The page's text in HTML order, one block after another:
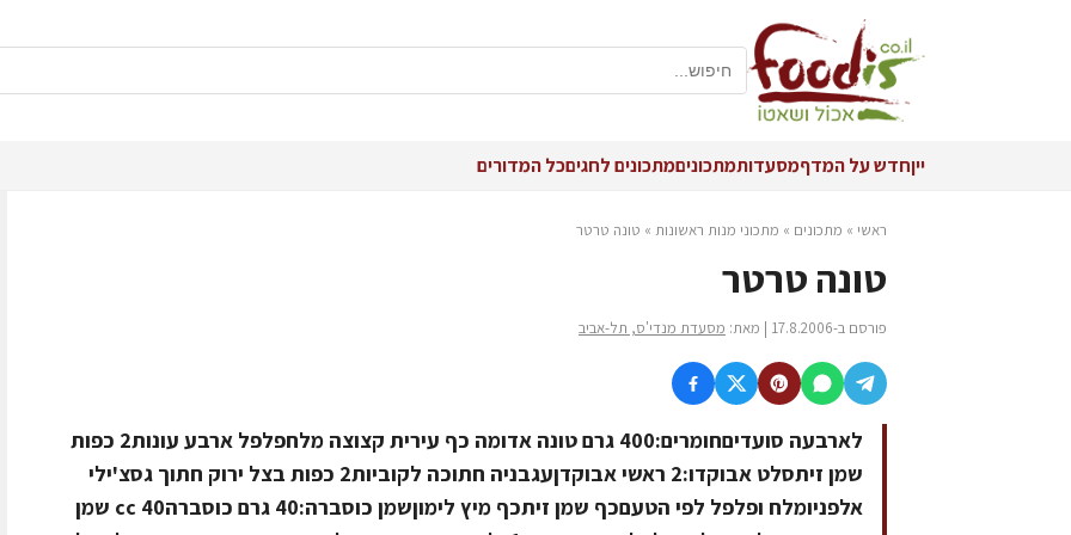
ייןחדש על המדףמסעדותמתכוניםמתכונים לחגיםכל המדורים
ראשי » מתכונים » מתכוני מנות ראשונות » טונה טרטר
טונה טרטר
פורסם ב-17.8.2006 | מאת: מסעדת מנדי'ס, תל-אביב
לארבעה סועדיםחומרים:400 גרם טונה אדומה כף עירית קצוצה מלחפלפל ארבע עונות2 כפות
שמן זיתסלט אבוקדו:2 ראשי אבוקדןעגבניה חתוכה לקוביות2 כפות בצל ירוק חתוך גסצ'ילי
אלפניומלח ופלפל לפי הטעםכף שמן זיתכף מיץ לימוןשמן כוסברה:40 גרם כוסברה40 cc שמן